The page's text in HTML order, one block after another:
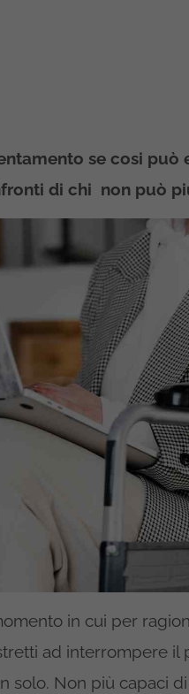
se cosi può
di chi non può
in cui per
ad interrompere il
solo. Non più capaci